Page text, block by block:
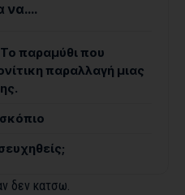
να….
παραμύθι που
παραλλαγή μιας
δεν κατσω.